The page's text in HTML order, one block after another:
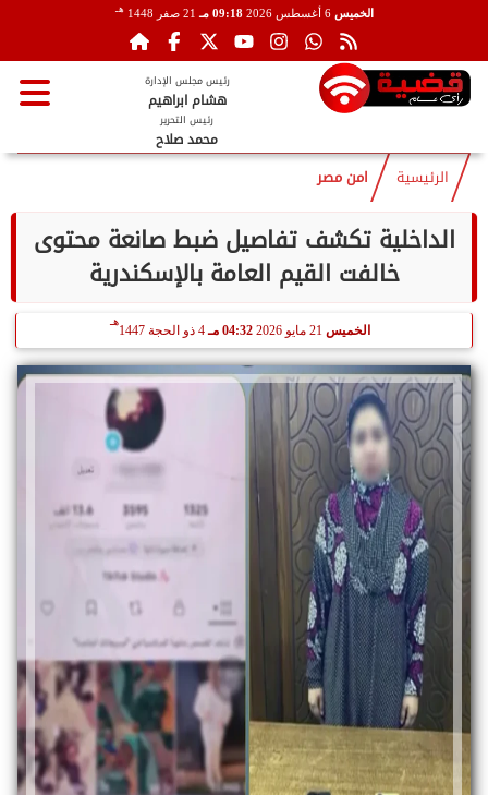
الخميس 6 أغسطس 2026 09:18 مـ 21 صفر 1448 هـ
رئيس مجلس الإدارة
هشام ابراهيم
رئيس التحرير
محمد صلاح
الرئيسية امن مصر
الداخلية تكشف تفاصيل ضبط صانعة محتوى
خالفت القيم العامة بالإسكندرية
الخميس 21 مايو 2026 04:32 مـ 4 ذو الحجة 1447
هـ